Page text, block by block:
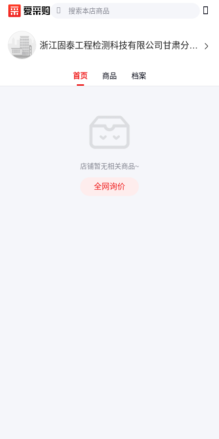
浙江固泰工程检测科技有限公司甘肃分公司 
首页 商品 档案
店铺暂无相关商品~
全网询价